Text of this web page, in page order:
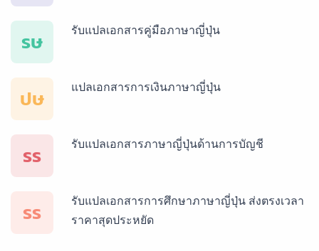
รษ รับแปลเอกสารคู่มือภาษาญี่ปุ่น
ปษ แปลเอกสารการเงินภาษาญี่ปุ่น
รร รับแปลเอกสารภาษาญี่ปุ่นด้านการบัญชี
รร
รับแปลเอกสารการศึกษาภาษาญี่ปุ่น ส่งตรงเวลา
ราคาสุดประหยัด